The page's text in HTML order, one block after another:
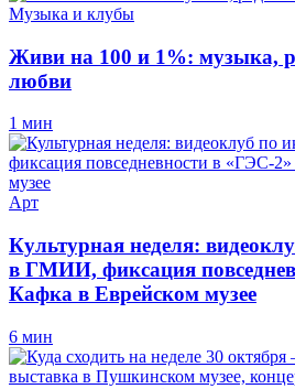
Музыка и клубы
Живи на 100 и 1%: музыка,
любви
1 мин
Арт
Культурная неделя:
в ГМИИ, фиксация
Кафка в Еврейском музее
6 мин